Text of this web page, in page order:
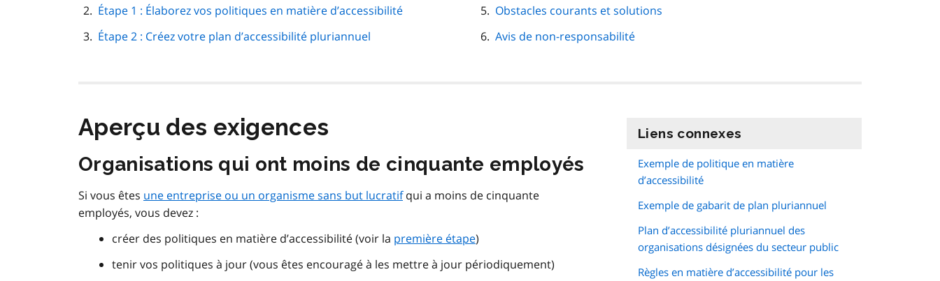
page
Étape 1 : Élaborez vos politiques en matière d’accessibilité
Étape 2 : Créez votre plan d’accessibilité pluriannuel
Obstacles courants et solutions
Avis de non-responsabilité
Aperçu des exigences
Organisations qui ont moins de cinquante employés
Si vous êtes une entreprise ou un organisme sans but lucratifqui a moins de cinquante
employés, vous devez :
créer des politiques en matière d’accessibilité (voir la première étape)
tenir vos politiques à jour (vous êtes encouragé à les mettre à jour périodiquement)
Liens connexes
Exemple de politique en matière
d’accessibilité
Exemple de gabarit de plan pluriannuel
Plan d’accessibilité pluriannuel des
organisations désignées du secteur public
Règles en matière d’accessibilité pour les